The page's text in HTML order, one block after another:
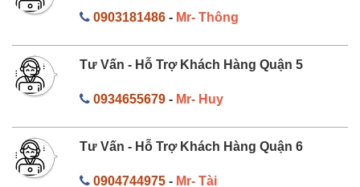
0903181486- Mr- Thông
Tư Vấn - Hỗ Trợ Khách Hàng Quận 5
0934655679- Mr- Huy
Tư Vấn - Hỗ Trợ Khách Hàng Quận 6
0904744975- Mr- Tài